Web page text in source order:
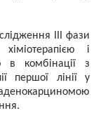
III фази
і
в комбінації з
першої лінії у